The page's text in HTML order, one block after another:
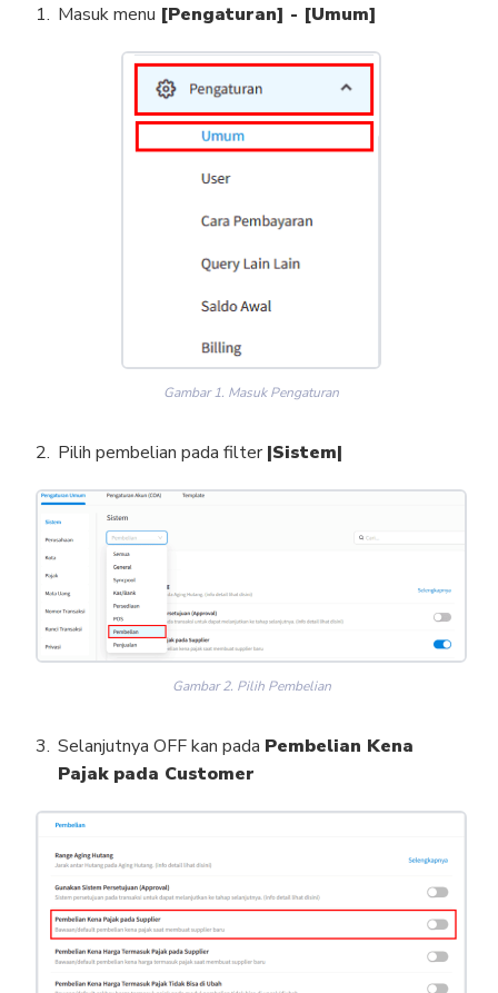
Masuk menu [Pengaturan] - [Umum]
Gambar 1. Masuk Pengaturan
Pilih pembelian pada filter|Sistem|
Gambar 2. Pilih Pembelian
Selanjutnya OFF kan pada Pembelian Kena
Pajak pada Customer